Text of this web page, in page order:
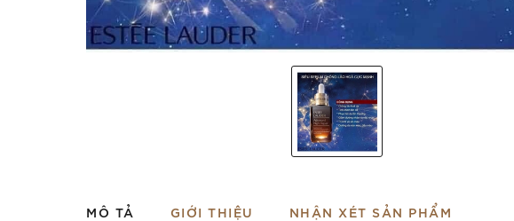
MÔ TẢ GIỚI THIỆU NHẬN XÉT SẢN PHẨM